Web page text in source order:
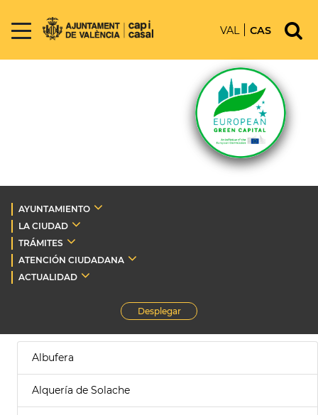
VAL CAS
AYUNTAMIENTO
LA CIUDAD
TRÁMITES
ATENCIÓN CIUDADANA
ACTUALIDAD
Desplegar
Albufera
Alquería de Solache